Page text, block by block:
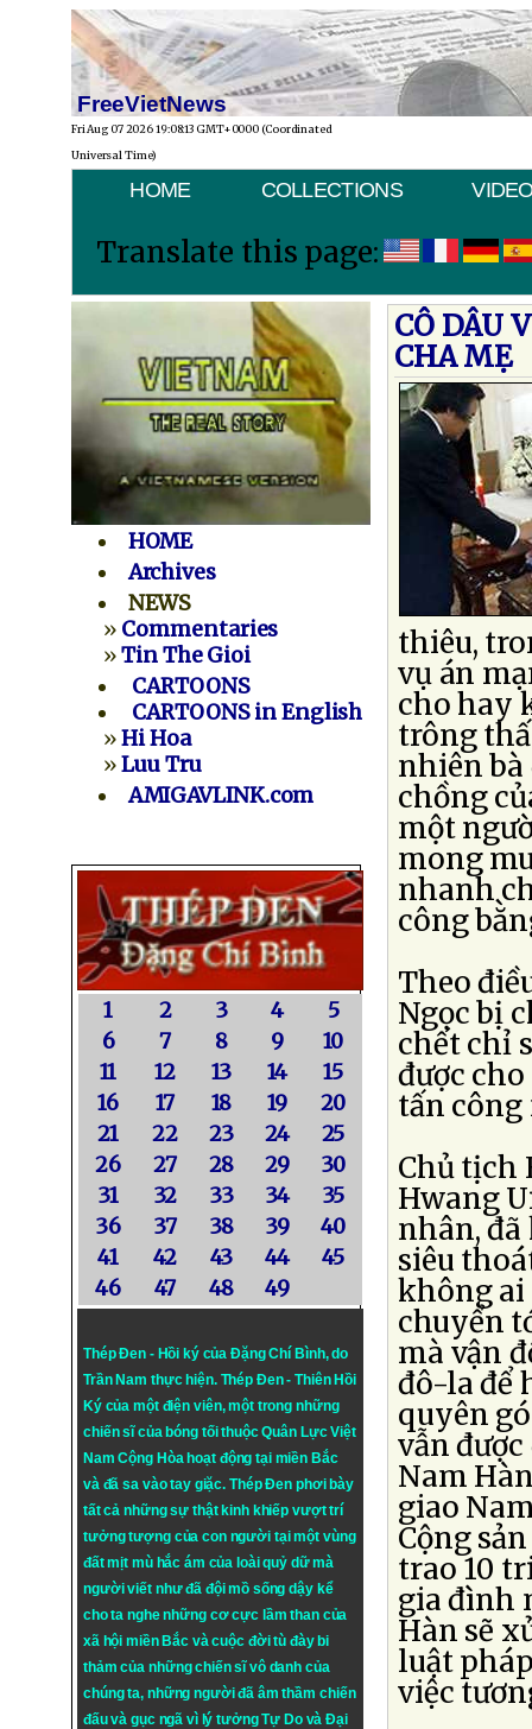
FreeVietNews
Fri Aug 07 2026 19:08:13 GMT+0000 (Coordinated
Universal Time)
HOME COLLECTIONS
Translate this page:
HOME
Archives
NEWS
» Commentaries
»Tin The Gioi
CARTOONS
CARTOONS in English
»Hi Hoa
»Luu Tru
AMIGAVLINK.com
1 2 3 4
5
6
7 8 9
10
11
12 13 14
15
16
17 18 19
20
21
22 23 24
25
26
27 28 29
30
31
32 33 34
35
36
37 38 39
40
41
42 43 44
45
46
47 48 49
Thép Đen - Hồi ký của Đặng Chí Bình, do
Trần Nam thực hiện. Thép Đen- Thiên Hồi
Ký của một điện viên, một trong những
chiến sĩ của bóng tối thuộc Quân Lực Việt
Nam Cộng Hòa hoạt động tại miền Bắc
và đã sa vào tay giặc. Thép Đen phơi bày
tất cả những sự thật kinh khiếp vượt trí
tưởng tượng của con người tại một vùng
đất mịt mù hắc ám của loài quỷ dữ mà
người viết như đã đội mồ sống dậy kể
cho ta nghe những cơ cực lầm than của
xã hội miền Bắc và cuộc đời tù đày bi
thảm của những chiến sĩ vô danh của
chúng ta, những người đã âm thầm chiến
đấu và gục ngã vì lý tưởngTự DovàĐại
CÔ DÂU
CHA MẸ
thiêu,
vụ án
cho hay
trông
nhiên bà
chồng
một
mong
nhanh
công
Theo
Ngọc bị
chết chỉ
được
tấn công
Chủ tịch
Hwang
nhân,
siêu
không ai
chuyển
mà vận
đô-la để
quyên
vẫn
Nam
giao
Cộng
trao 10
gia đình
Hàn sẽ
luật
việc